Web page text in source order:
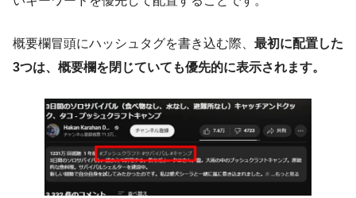
概要欄冒頭にハッシュタグを書き込む際、 最初に配置した
3つは、概要欄を閉じていても優先的に表示されます。